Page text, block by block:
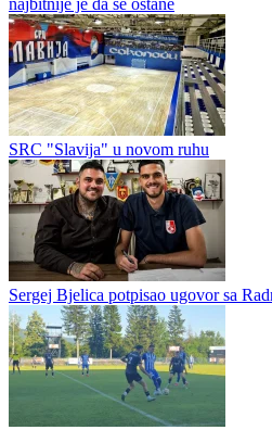
najbitnije je da se ostane
SRC "Slavija" u novom ruhu
Sergej Bjelica potpisao ugovor sa